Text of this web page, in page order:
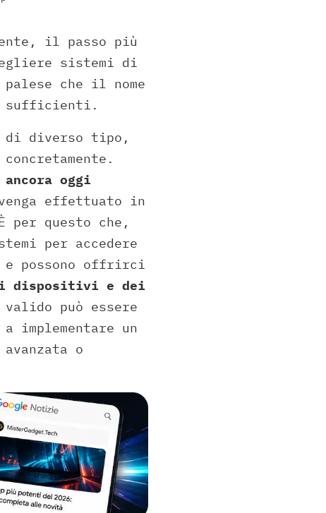
il passo più
sistemi di
che il nome
sufficienti.
di diverso tipo,
oggi
effettuato in
per questo che,
per accedere
e possono offrirci
dispositivi e dei
valido può essere
implementare un
o